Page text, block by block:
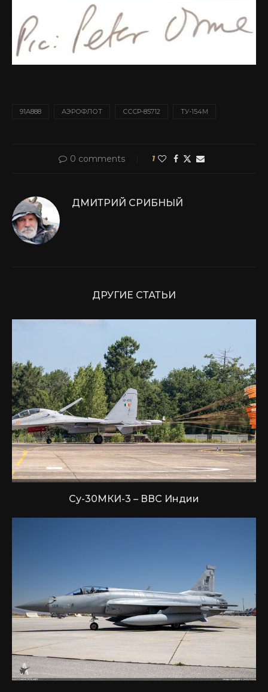
91A888 АЭРОФЛОТ СССР-85712 ТУ-154М
0 comments 1
ДМИТРИЙ СРИБНЫЙ
ДРУГИЕ СТАТЬИ
Су-30МКИ-3 – ВВС Индии